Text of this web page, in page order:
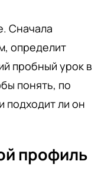
Сначала
определит
пробный урок в
понять, по
подходит ли он
профиль